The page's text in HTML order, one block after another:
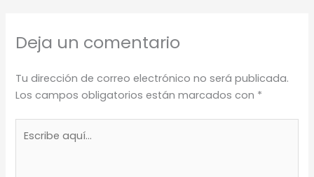
Deja un comentario
Tu dirección de correo electrónico no será publicada.
Los campos obligatorios están marcados con *
aquí...